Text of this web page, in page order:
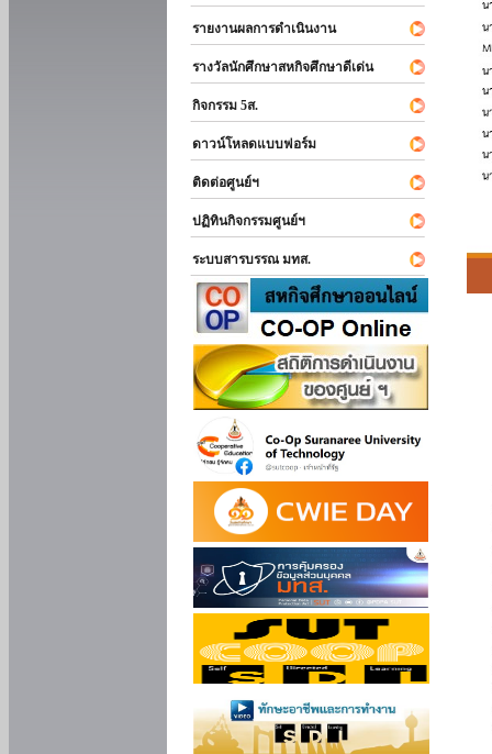
รายงานผลการดำเนินงาน
รางวัลนักศึกษาสหกิจศึกษาดีเด่น
กิจกรรม 5ส.
ดาวน์โหลดแบบฟอร์ม
ติดต่อศูนย์ฯ
ปฏิทินกิจกรรมศูนย์ฯ
ระบบสารบรรณ มทส.